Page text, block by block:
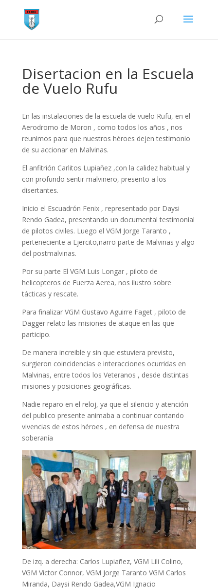
Disertacion en la Escuela
de Vuelo Rufu
En las instalaciones de la escuela de vuelo Rufu, en el
Aerodromo de Moron , como todos los años , nos
reunimos para que nuestros héroes dejen testimonio
de su accionar en Malvinas.
El anfitrión Carlitos Lupiañez ,con la calidez habitual y
con profundo sentir malvinero, presento a los
disertantes.
Inicio el Escuadrón Fenix , representado por Daysi
Rendo Gadea, presentando un documental testimonial
de pilotos civiles. Luego el VGM Jorge Taranto ,
perteneciente a Ejercito,narro parte de Malvinas y algo
del postmalvinas.
Por su parte El VGM Luis Longar , piloto de
helicopteros de Fuerza Aerea, nos ilustro sobre
tácticas y rescate.
Para finalizar VGM Gustavo Aguirre Faget , piloto de
Dagger relato las misiones de ataque en las que
participo.
De manera increible y sin que estuviera previsto,
surgieron coincidencias e interacciones ocurridas en
Malvinas, entre todos los Veteranos , desde distintas
misiones y posiciones geográficas.
Nadie reparo en el reloj, ya que el silencio y atención
del publico presente animaba a continuar contando
vivencias de estos héroes , en defensa de nuestra
soberanía
De izq. a derecha: Carlos Lupiañez, VGM Lili Colino,
VGM Victor Connor, VGM Jorge Taranto VGM Carlos
Miranda, Daysi Rendo Gadea,VGM Ignacio